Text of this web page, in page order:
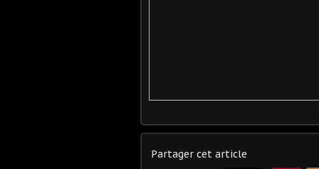
Partager cet article